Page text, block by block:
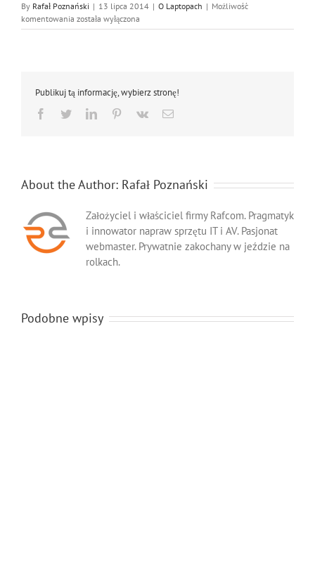
By Rafał Poznański | 13 lipca 2014 | O Laptopach | Możliwość
komentowania Jak
wybrać
została wyłączona
Publikuj tą informację, wybierz stronę!
Facebook
TwitterLinkedInPinterest
Vk Email
About the Author: Rafał Poznański
Założyciel i właściciel firmy Rafcom. Pragmatyk
i innowator napraw sprzętu IT i AV. Pasjonat
webmaster. Prywatnie zakochany w jeździe na
rolkach.
Podobne wpisy